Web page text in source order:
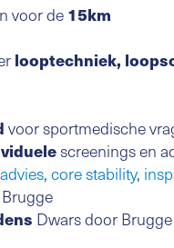
voor de15km
looptechniek,
voor sportmedische
screenings en
,core stability,
Dwars door Brugge